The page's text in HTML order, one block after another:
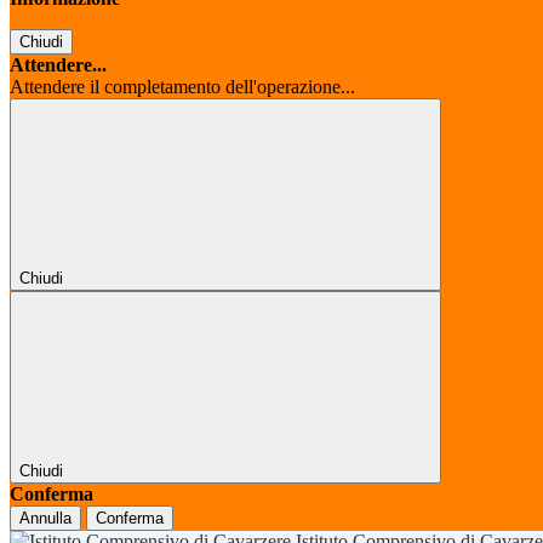
Chiudi
Attendere...
Attendere il completamento dell'operazione...
Chiudi
Chiudi
Conferma
Annulla Conferma